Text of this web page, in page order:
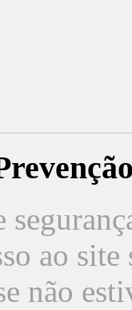
ao
não